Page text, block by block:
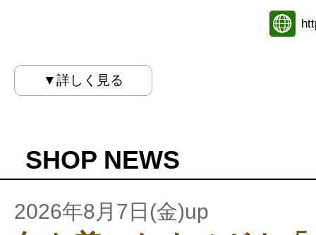
▼詳しく見る
SHOP NEWS
2026年8月7日(金)up